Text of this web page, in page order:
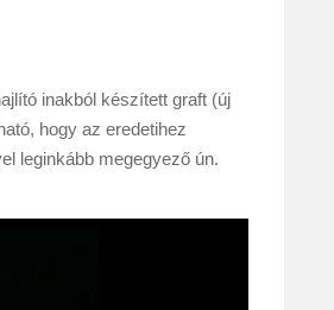
inakból készített graft (új
hogy az eredetihez
leginkább megegyező ún.